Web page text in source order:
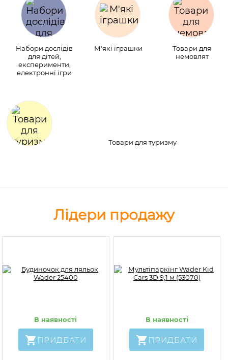
Набори дослідів
для дітей,
експерименти,
електронні ігри
М'які іграшки
Товари для
немовлят
Товари для туризму
Лідери продажу
В наявності
ПРИДБАТИ
В наявності
ПРИДБАТИ